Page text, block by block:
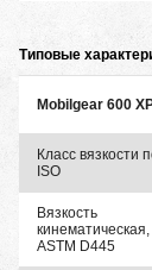
Типовые
Mobilgear 600
Класс вязкости
ISO
Вязкость
кинематическая,
ASTM D445